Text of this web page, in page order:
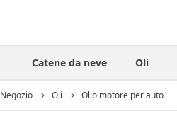
Catene da neve Oli
Negozio Oli Olio motore per auto